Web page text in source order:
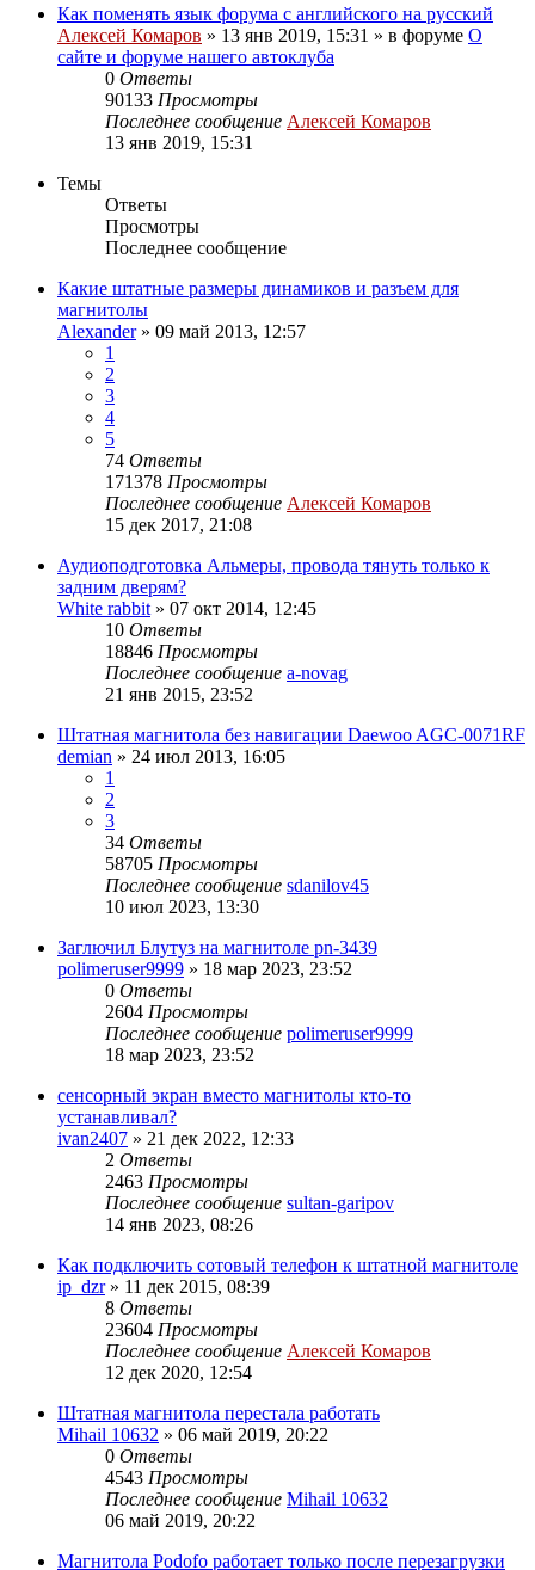
Как поменять язык форума с английского на русский
Алексей Комаров » 13 янв 2019, 15:31 » в форуме О
сайте и форуме нашего автоклуба
0 Ответы
90133 Просмотры
Последнее сообщение Алексей Комаров
13 янв 2019, 15:31
Темы
Ответы
Просмотры
Последнее сообщение
Какие штатные размеры динамиков и разъем для
магнитолы
Alexander» 09 май 2013, 12:57
1
2
3
4
5
74 Ответы
171378 Просмотры
Последнее сообщение Алексей Комаров
15 дек 2017, 21:08
Аудиоподготовка Альмеры, провода тянуть только к
задним дверям?
White rabbit » 07 окт 2014, 12:45
10 Ответы
18846 Просмотры
Последнее сообщение a-novag
21 янв 2015, 23:52
Штатная магнитола без навигации Daewoo AGC-0071RF
demian » 24 июл 2013, 16:05
1
2
3
34 Ответы
58705 Просмотры
Последнее сообщение sdanilov45
10 июл 2023, 13:30
Заглючил Блутуз на магнитоле pn-3439
polimeruser9999 » 18 мар 2023, 23:52
0 Ответы
2604 Просмотры
Последнее сообщение polimeruser9999
18 мар 2023, 23:52
сенсорный экран вместо магнитолы кто-то
устанавливал?
ivan2407 » 21 дек 2022, 12:33
2 Ответы
2463 Просмотры
Последнее сообщение sultan-garipov
14 янв 2023, 08:26
Как подключить сотовый телефон к штатной магнитоле
ip_dzr» 11 дек 2015, 08:39
8 Ответы
23604 Просмотры
Последнее сообщение Алексей Комаров
12 дек 2020, 12:54
Штатная магнитола перестала работать
Mihail 10632 » 06 май 2019, 20:22
0 Ответы
4543 Просмотры
Последнее сообщение Mihail 10632
06 май 2019, 20:22
Магнитола Podofo работает только после перезагрузки